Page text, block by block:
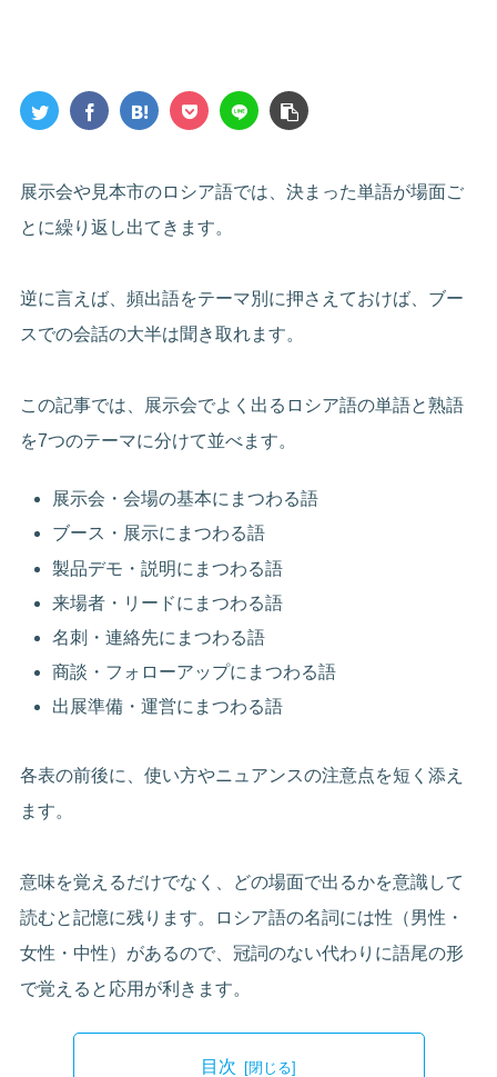
展示会や見本市のロシア語では、決まった単語が場面ご
とに繰り返し出てきます。
逆に言えば、頻出語をテーマ別に押さえておけば、ブー
スでの会話の大半は聞き取れます。
この記事では、展示会でよく出るロシア語の単語と熟語
を7つのテーマに分けて並べます。
展示会・会場の基本にまつわる語
ブース・展示にまつわる語
製品デモ・説明にまつわる語
来場者・リードにまつわる語
名刺・連絡先にまつわる語
商談・フォローアップにまつわる語
出展準備・運営にまつわる語
各表の前後に、使い方やニュアンスの注意点を短く添え
ます。
意味を覚えるだけでなく、どの場面で出るかを意識して
読むと記憶に残ります。ロシア語の名詞には性（男性・
女性・中性）があるので、冠詞のない代わりに語尾の形
で覚えると応用が利きます。
目次